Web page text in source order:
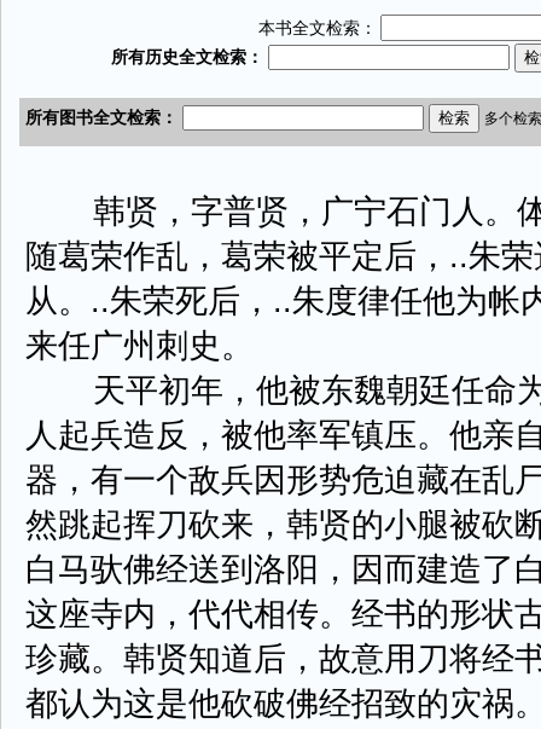
本书全文检索：
韩贤，字普贤，广宁石门人。
随葛荣作乱，葛荣被平定后，..朱
从。..朱荣死后，..朱度律任他为帐
来任广州刺史。
天平初年，他被东魏朝廷任命
人起兵造反，被他率军镇压。他亲
器，有一个敌兵因形势危迫藏在乱
然跳起挥刀砍来，韩贤的小腿被砍
白马驮佛经送到洛阳，因而建造了
这座寺内，代代相传。经书的形状
珍藏。韩贤知道后，故意用刀将经
都认为这是他砍破佛经招致的灾祸